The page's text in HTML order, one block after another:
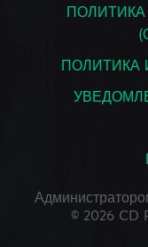
ПОЛИТИКА
© 2026 CD